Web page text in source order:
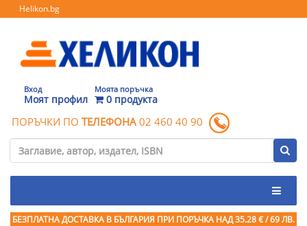
Helikon.bg
Вход
Моят профил
Моята поръчка
0 продукта
ПОРЪЧКИ ПО ТЕЛЕФОНА 02 460 40 90
БЕЗПЛАТНА ДОСТАВКА В БЪЛГАРИЯ ПРИ ПОРЪЧКА НАД 35.28 € / 69 ЛВ.